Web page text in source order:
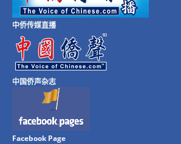
中侨传媒直播
中国侨声杂志
Facebook Page